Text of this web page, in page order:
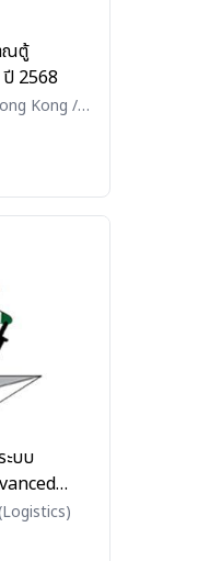
ณตู้
2568
Kong /
ะบบ